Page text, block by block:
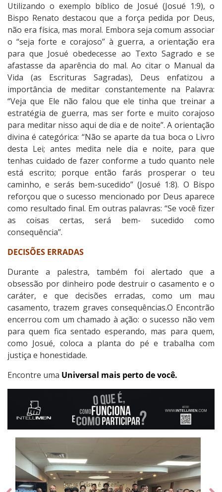
Utilizando o exemplo bíblico de Josué (Josué 1:9), o
Bispo Renato destacou que a força pedida por Deus,
não era física, mas moral. Embora seja comum associar
o “seja forte e corajoso” à guerra, a orientação era
para que Josué obedecesse ao Texto Sagrado e se
afastasse da aparência do mal. Ao citar o Manual da
Vida (as Escrituras Sagradas), Deus enfatizou a
importância de meditar constantemente na Palavra:
“Veja que Ele não falou que ele tinha que treinar a
estratégia de guerra, mas ser forte e muito corajoso
para meditar nisso aqui de dia e de noite”. A orientação
divina é categórica: “Não se aparte da tua boca o Livro
desta Lei; antes medita nele dia e noite, para que
tenhas cuidado de fazer conforme a tudo quanto nele
está escrito; porque então farás prosperar o teu
caminho, e serás bem-sucedido” (Josué 1:8). O Bispo
reforçou que o sucesso mencionado por Deus aparece
como resultado final. Em outras palavras: “Se você fizer
as coisas certas, será bem- sucedido como
consequência”.
DECISÕES ERRADAS
Durante a palestra, também foi alertado que a
obsessão por dinheiro pode destruir o casamento e o
caráter, e que decisões erradas, como um mau
casamento, trazem graves consequências.O Encontrão
encerrou com um chamado à ação: o sucesso não vem
para quem fica sentado esperando, mas para quem,
como Josué, coloca a planta do pé e trabalha com
justiça e honestidade.
Encontre uma Universal mais perto de você.